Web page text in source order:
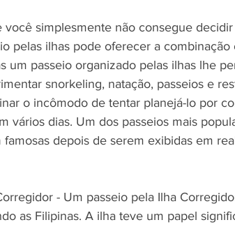
você simplesmente não consegue
pelas ilhas pode oferecer a
um passeio organizado pelas ilhas lhe
snorkeling, natação, passeios e
o incômodo de tentar planejá-lo por
vários dias. Um dos passeios mais
famosas depois de serem exibidas em
- Um passeio pela Ilha
as Filipinas. A ilha teve um papel